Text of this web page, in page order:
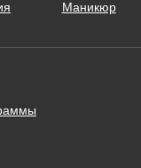
Маникюр